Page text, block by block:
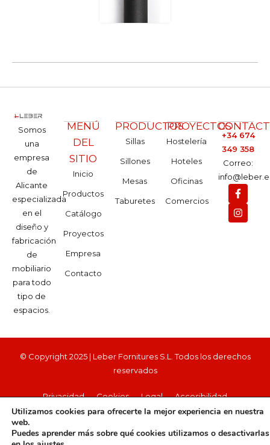
Somos
una
empresa
de
Alicante
especializada
en el
diseño y
fabricación
de
mobiliario
para todo
tipo de
espacios.
MENÚ
DEL
SITIO
Inicio
Productos
Catálogo
Proyectos
Empresa
Contacto
PRODUCTOS
Sillas
Sillones
Mesas
Taburetes
PROYECTOS
Hostelería
Hoteles
Oficinas
Comercios
+34 674
349 358
Correo:
© Copyright 2025 | Leber Fornitures S.L. Todos los derechos
reservados
Privacidad Cookies Legal Accesibilidad
Utilizamos cookies para ofrecerte la mejor experiencia en nuestra
web.
Puedes aprender más sobre qué cookies utilizamos o desactivarlas